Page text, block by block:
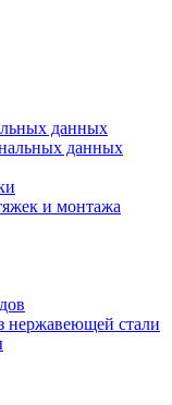
данных
данных
и монтажа
нержавеющей стали